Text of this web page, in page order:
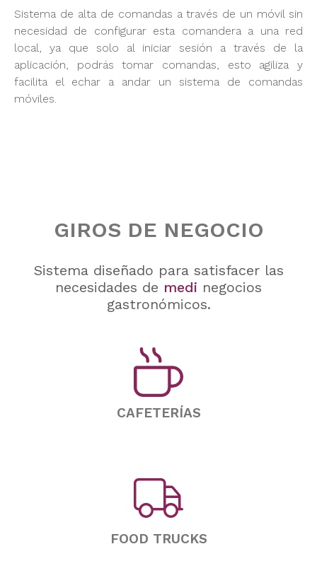
Sistema de alta de comandas a través de un móvil sin
necesidad de configurar esta comandera a una red
local, ya que solo al iniciar sesión a través de la
aplicación, podrás tomar comandas, esto agiliza y
facilita el echar a andar un sistema de comandas
móviles.
GIROS DE NEGOCIO
Sistema diseñado para satisfacer las
necesidades de
m edian os negocios
gastronómicos.
CAFETERÍAS
FOOD TRUCKS